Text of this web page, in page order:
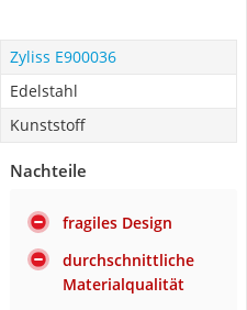
Zyliss E900036
Edelstahl
Kunststoff
Nachteile
fragiles Design
durchschnittliche
Materialqualität